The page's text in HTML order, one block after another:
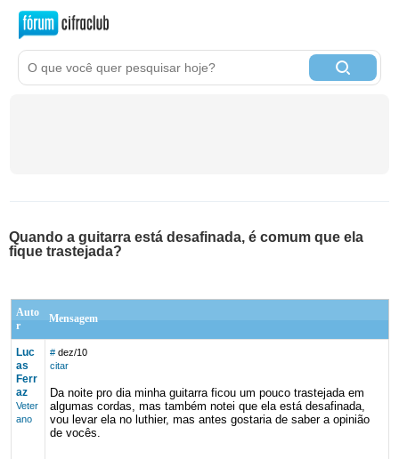
Quando a guitarra está desafinada, é comum que ela
fique trastejada?
Auto
r
Mensagem
Luc
as
Ferr
az
Veter
ano
# dez/10
citar
Da noite pro dia minha guitarra ficou um pouco trastejada em
algumas cordas, mas também notei que ela está desafinada,
vou levar ela no luthier, mas antes gostaria de saber a opinião
de vocês.